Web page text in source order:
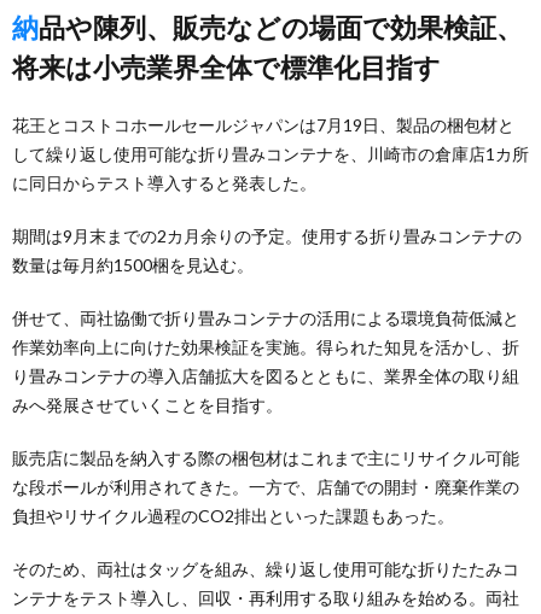
納品や陳列、販売などの場面で効果検証、
将来は小売業界全体で標準化目指す
花王とコストコホールセールジャパンは7月19日、製品の梱包材と
して繰り返し使用可能な折り畳みコンテナを、川崎市の倉庫店1カ所
に同日からテスト導入すると発表した。
期間は9月末までの2カ月余りの予定。使用する折り畳みコンテナの
数量は毎月約1500梱を見込む。
併せて、両社協働で折り畳みコンテナの活用による環境負荷低減と
作業効率向上に向けた効果検証を実施。得られた知見を活かし、折
り畳みコンテナの導入店舗拡大を図るとともに、業界全体の取り組
みへ発展させていくことを目指す。
販売店に製品を納入する際の梱包材はこれまで主にリサイクル可能
な段ボールが利用されてきた。一方で、店舗での開封・廃棄作業の
負担やリサイクル過程のCO2排出といった課題もあった。
そのため、両社はタッグを組み、繰り返し使用可能な折りたたみコ
ンテナをテスト導入し、回収・再利用する取り組みを始める。両社